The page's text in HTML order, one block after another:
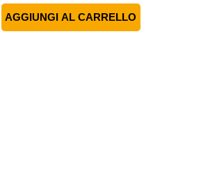
AGGIUNGI AL CARRELLO